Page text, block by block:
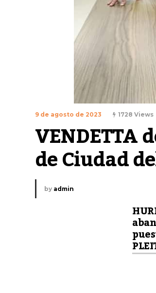
9 de agosto de 2023 1728 Views
VENDETTA
de Ciudad
by admin